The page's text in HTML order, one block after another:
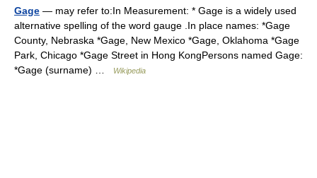
Gage — may refer to:In Measurement: * Gage is a widely used
alternative spelling of the word gauge .In place names: *Gage
County, Nebraska *Gage, New Mexico *Gage, Oklahoma *Gage
Park, Chicago *Gage Street in Hong KongPersons named Gage:
*Gage (surname) …
Wikipedia